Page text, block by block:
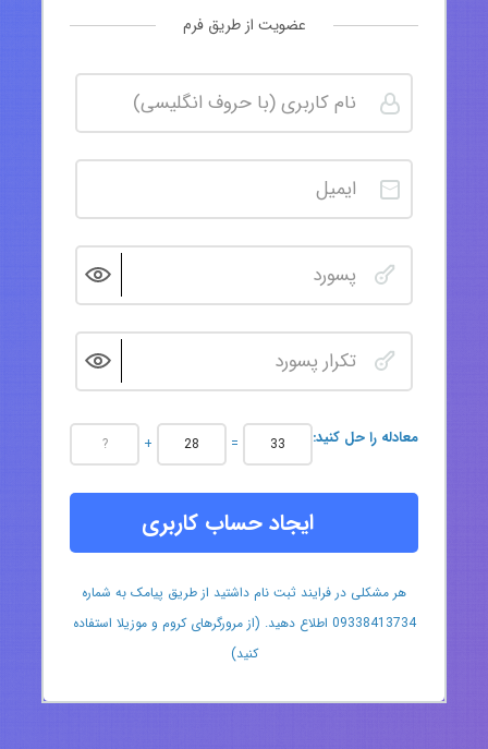
عضویت از طریق فرم
:معادله را حل کنید + =
ایجاد حساب کاربری
هر مشکلی در فرایند ثبت نام داشتید از طریق پیامک به شماره
09338413734 اطلاع دهید. (از مرورگرهای کروم و موزیلا استفاده
کنید)